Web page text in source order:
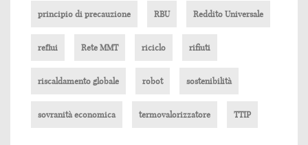
principio di precauzione RBU Reddito Universale
reflui Rete MMT riciclo rifiuti
riscaldamento globale robot sostenibilità
sovranità economica termovalorizzatore TTIP